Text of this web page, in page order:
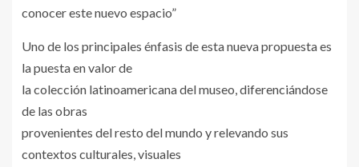
conocer este nuevo espacio”
Uno de los principales énfasis de esta nueva propuesta es
la puesta en valor de
la colección latinoamericana del museo, diferenciándose
de las obras
provenientes del resto del mundo y relevando sus
contextos culturales, visuales